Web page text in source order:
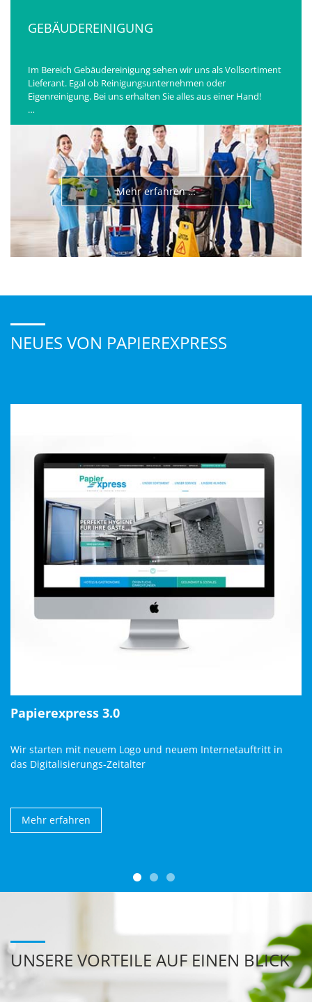
GEBÄUDEREINIGUNG
Im Bereich Gebäudereinigung sehen wir uns als Vollsortiment
Lieferant. Egal ob Reinigungsunternehmen oder
Eigenreinigung. Bei uns erhalten Sie alles aus einer Hand!
Profitieren Sie von unserem umfangreichen Sortiment und
der Möglichkeit bereits kleinst Mengen abzunehmen.
Mehr erfahren …
NEUES VON PAPIEREXPRESS
in
Alles Klaro, oder?
Seit März führen wir auch das
Claro.
UNSERE VORTEILE AUF EINEN BLICK